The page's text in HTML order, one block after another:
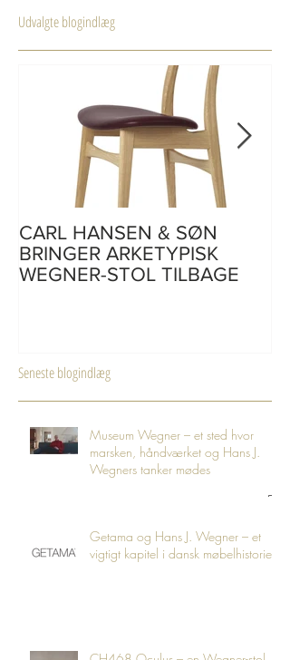
Udvalgte blogindlæg
CARL HANSEN & SØN
BRINGER ARKETYPISK
WEGNER-STOL TILBAGE
Seneste blogindlæg
Museum Wegner – et sted hvor
marsken, håndværket og Hans J.
Wegners tanker mødes
Getama og Hans J. Wegner – et
vigtigt kapitel i dansk møbelhistorie